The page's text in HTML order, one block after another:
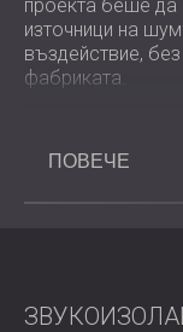
проекта беше да
източници на
въздействие,
фабриката.
система
ПОВЕЧЕ